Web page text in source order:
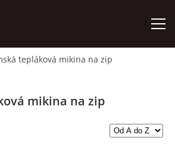
tepláková mikina na zip
mikina na zip